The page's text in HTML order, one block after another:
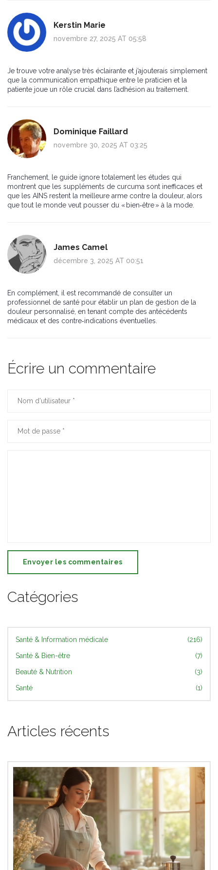
Kerstin Marie
novembre 27, 2025 AT 05:58
Je trouve votre analyse très éclairante et j’ajouterais simplement
que la communication empathique entre le praticien et la
patiente joue un rôle crucial dans l’adhésion au traitement.
Dominique Faillard
novembre 30, 2025 AT 03:25
Franchement, le guide ignore totalement les études qui
montrent que les suppléments de curcuma sont inefficaces et
que les AINS restent la meilleure arme contre la douleur, alors
que tout le monde veut pousser du « bien‑être » à la mode.
James Camel
décembre 3, 2025 AT 00:51
En complément, il est recommandé de consulter un
professionnel de santé pour établir un plan de gestion de la
douleur personnalisé, en tenant compte des antécédents
médicaux et des contre‑indications éventuelles.
Écrire un commentaire
Envoyer les commentaires
Catégories
Santé & Information médicale (216)
Santé & Bien-être (7)
Beauté & Nutrition (3)
Santé (1)
Articles récents